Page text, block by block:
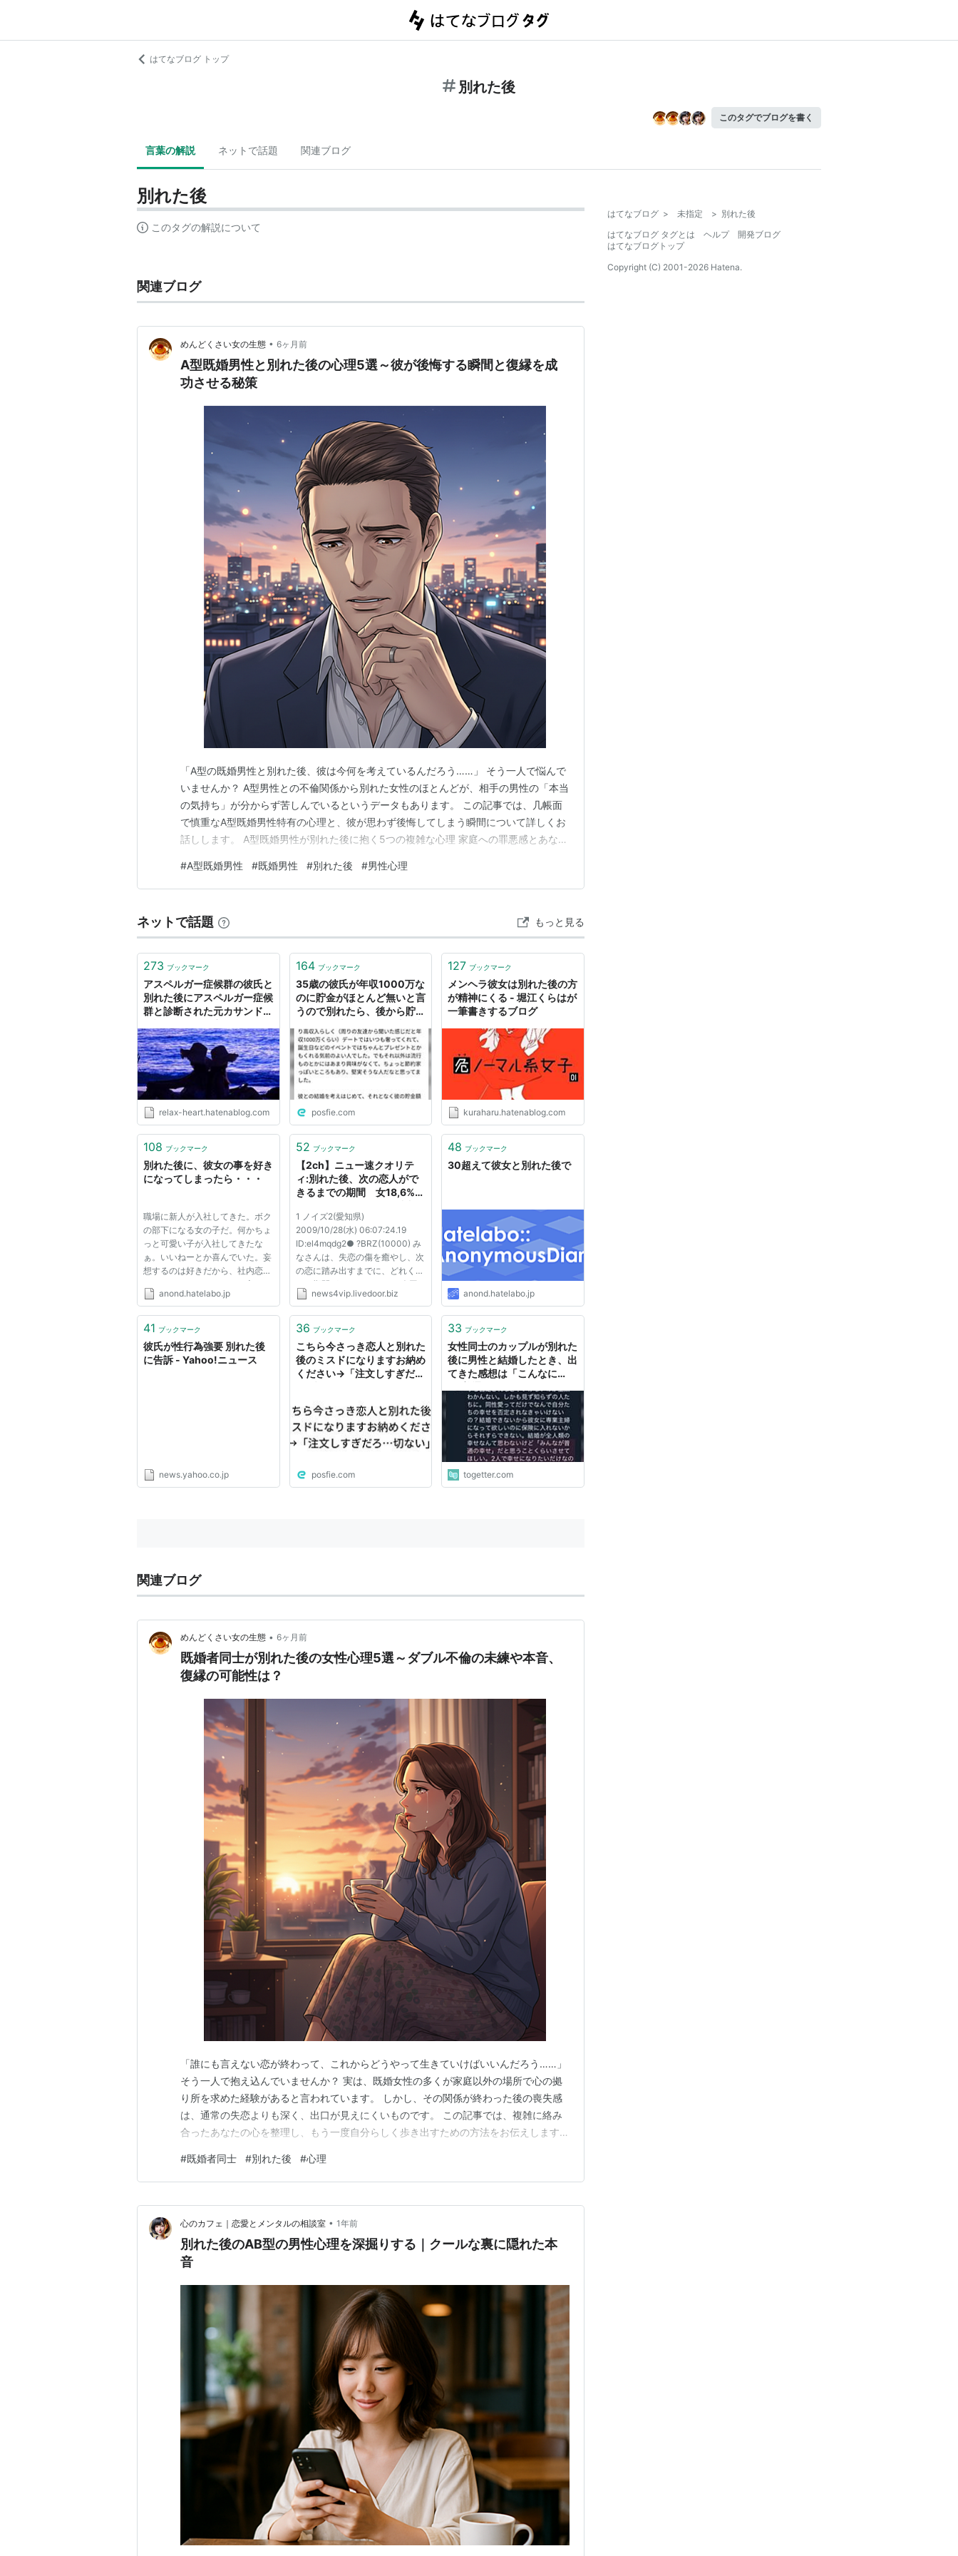
はてなブログ トップ
別れた後
このタグでブログを書く
言葉の解説 ネットで話題 関連ブログ
別れた後
このタグの解説について
関連ブログ
めんどくさい女の生態 • 6ヶ月前
A型既婚男性と別れた後の心理5選～彼が後悔する瞬間と復縁を成
功させる秘策
「A型の既婚男性と別れた後、彼は今何を考えているんだろう……」 そう一人で悩んで
いませんか？ A型男性との不倫関係から別れた女性のほとんどが、相手の男性の「本当
の気持ち」が分からず苦しんでいるというデータもあります。 この記事では、几帳面
で慎重なA型既婚男性特有の心理と、彼が思わず後悔してしまう瞬間について詳しくお
話しします。 A型既婚男性が別れた後に抱く5つの複雑な心理 家庭への罪悪感とあなた
解放されたことによる一時的な安堵感 緊張の糸が切れて気づく日常の退屈さ 几帳面な
性格ゆえに楽しかった思い出を美化しやすい …
#A型既婚男性 #既婚男性 #別れた後 #男性心理
ネットで話題 もっと見る
273 ブックマーク
アスペルガー症候群の彼氏と
別れた後にアスペルガー症候
群と診断された元カサンドラ
relax-heart.hatenablog.com
164 ブックマーク
35歳の彼氏が年収1000万な
のに貯金がほとんど無いと言
うので別れたら、後から貯金
明した→「これは損切り」
「流石に作り話では？」
posfie.com
127 ブックマーク
メンヘラ彼女は別れた後の方
が精神にくる - 堀江くらはが
一筆書きするブログ
kuraharu.hatenablog.com
108 ブックマーク
別れた後に、彼女の事を好き
になってしまったら・・・
職場に新人が入社してきた。ボク
の部下になる女の子だ。何かちょ
っと可愛い子が入社してきたな
ぁ。いいねーとか喜んでいた。妄
想するのは好きだから、社内恋愛
とかあったりして！？とか良くわ
かんない事を考えてた。だけど実
ンしてるから、どうやって育てて
anond.hatelabo.jp
52 ブックマーク
【2ch】ニュー速クオリテ
ィ:別れた後、次の恋人がで
きるまでの期間 女18,6%が
1 ノイズ2(愛知県)
2009/10/28(水) 06:07:24.19
ID:el4mqdg2● ?BRZ(10000) み
なさんは、失恋の傷を癒やし、次
の恋に踏み出すまでに、どれくら
いの期間がかかりますか？ 今回
は、失恋後の動向を解明するべ
で、10代〜20代の男性612名、女
後、次の恋人ができるまで...
news4vip.livedoor.biz
48 ブックマーク
30超えて彼女と別れた後で
anond.hatelabo.jp
41 ブックマーク
彼氏が性行為強要 別れた後
に告訴 - Yahoo!ニュース
news.yahoo.co.jp
36 ブックマーク
こちら今さっき恋人と別れた
後のミスドになりますお納め
ください→「注文しすぎだ
posfie.com
33 ブックマーク
女性同士のカップルが別れた
後に男性と結婚したとき、出
てきた感想は「こんなに
もスムーズだと思わなかっ
た」
togetter.com
関連ブログ
めんどくさい女の生態 • 6ヶ月前
既婚者同士が別れた後の女性心理5選～ダブル不倫の未練や本音、
復縁の可能性は？
「誰にも言えない恋が終わって、これからどうやって生きていけばいいんだろう……」
そう一人で抱え込んでいませんか？ 実は、既婚女性の多くが家庭以外の場所で心の拠
り所を求めた経験があると言われています。 しかし、その関係が終わった後の喪失感
は、通常の失恋よりも深く、出口が見えにくいものです。 この記事では、複雑に絡み
合ったあなたの心を整理し、もう一度自分らしく歩き出すための方法をお伝えします。
youflipflap.xsrv.jp 既婚者同士が別れた後の女性心理5選 大好きな人との別れは、どん
な状況であっても身を裂かれ…
#既婚者同士 #別れた後 #心理
心のカフェ｜恋愛とメンタルの相談室 • 1年前
別れた後のAB型の男性心理を深掘りする｜クールな裏に隠れた本
音
はてなブログ > 未指定 > 別れた後
はてなブログ タグとは
ヘルプ
開発ブログ
はてなブログトップ
Copyright (C) 2001-2026 Hatena.